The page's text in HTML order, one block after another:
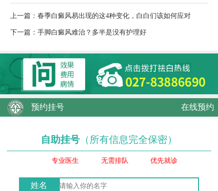
上一篇： 春季白癜风易出现的这4种变化，白白们该如何应对
下一篇： 手脚白癜风难治？多半是没有护理好
预约挂号 在线预约
自助挂号 （所有信息完全保密）
专业医生 无需排队 优先就诊
姓名